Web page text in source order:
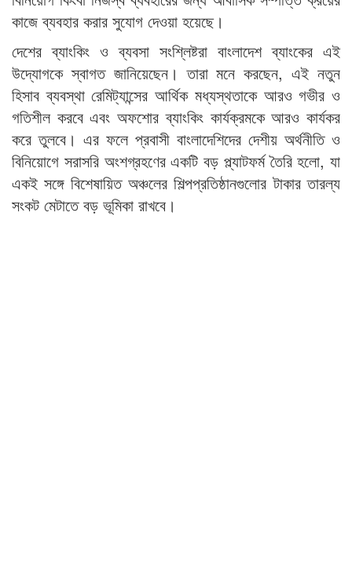
কাজে ব্যবহার করার সুযোগ দেওয়া হয়েছে।
দেশের ব্যাংকিং ও ব্যবসা সংশ্লিষ্টরা বাংলাদেশ ব্যাংকের এই
উদ্যোগকে স্বাগত জানিয়েছেন। তারা মনে করছেন, এই নতুন
হিসাব ব্যবস্থা রেমিট্যান্সের আর্থিক মধ্যস্থতাকে আরও গভীর ও
গতিশীল করবে এবং অফশোর ব্যাংকিং কার্যক্রমকে আরও কার্যকর
করে তুলবে। এর ফলে প্রবাসী বাংলাদেশিদের দেশীয় অর্থনীতি ও
বিনিয়োগে সরাসরি অংশগ্রহণের একটি বড় প্ল্যাটফর্ম তৈরি হলো, যা
একই সঙ্গে বিশেষায়িত অঞ্চলের শিল্পপ্রতিষ্ঠানগুলোর টাকার তারল্য
সংকট মেটাতে বড় ভূমিকা রাখবে।